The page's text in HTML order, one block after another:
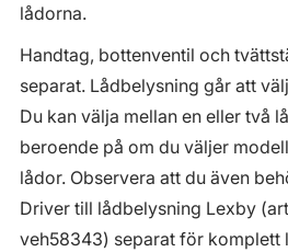
lådorna.
Handtag, bottenventil och
separat. Lådbelysning går att
Du kan välja mellan en eller två
beroende på om du väljer
lådor. Observera att du även
Driver till lådbelysning Lexby
veh58343) separat för komplett